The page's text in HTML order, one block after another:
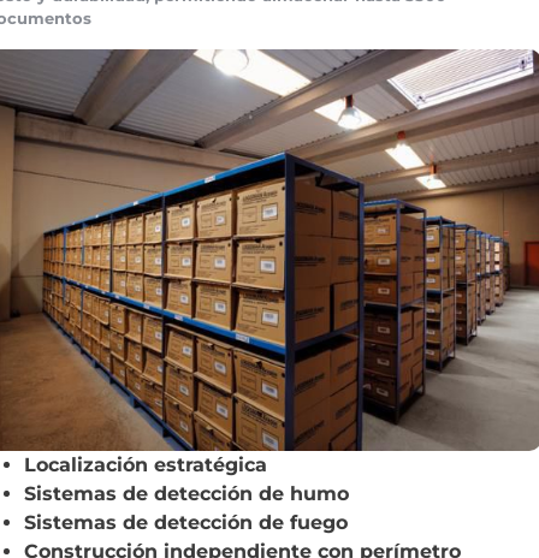
Localización estratégica
Sistemas de detección de humo
Sistemas de detección de fuego
Construcción independiente con perímetro